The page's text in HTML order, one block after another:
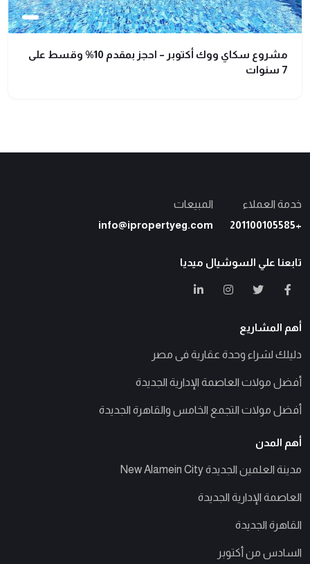
مشروع سكاي ووك أكتوبر – احجز بمقدم 10% وقسط على
7 سنوات
خدمة العملاء
+201100105585
المبيعات
info@ipropertyeg.com
تابعنا علي السوشيال ميديا
أهم المشاريع
دليلك لشراء وحدة عقارية فى مصر
أفضل مولات العاصمة الإدارية الجديدة
أفضل مولات التجمع الخامس والقاهرة الجديدة
أهم المدن
مدينة العلمين الجديدة New Alamein City
العاصمة الإدارية الجديدة
القاهرة الجديدة
السادس من أكتوبر